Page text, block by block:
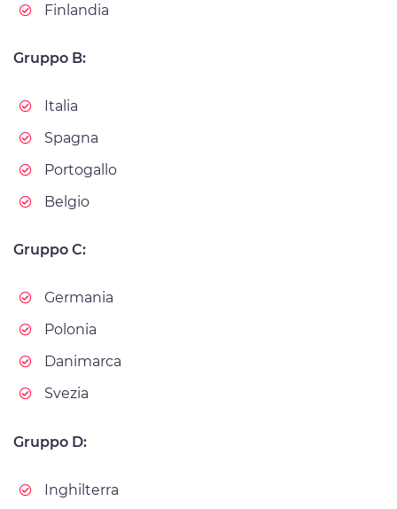
Finlandia
Gruppo B:
Italia
Spagna
Portogallo
Belgio
Gruppo C:
Germania
Polonia
Danimarca
Svezia
Gruppo D:
Inghilterra